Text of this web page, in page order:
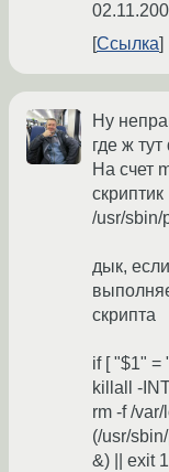
Ссылка
Ну
где ж
На счет
скриптик
/usr/sbin/
дык,
скрипта
if [ "$1" =
killall -
rm -f /
(/usr/
&) || exit 1